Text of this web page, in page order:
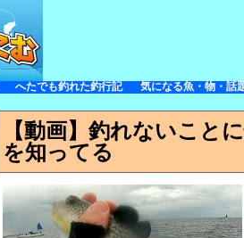
へたでも釣れた釣行記 気になる魚・物・話
【動画】釣れないこと
を知ってる